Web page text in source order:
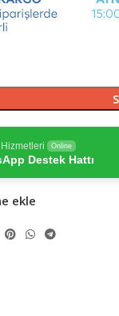
Online
Destek Hattı
ekle